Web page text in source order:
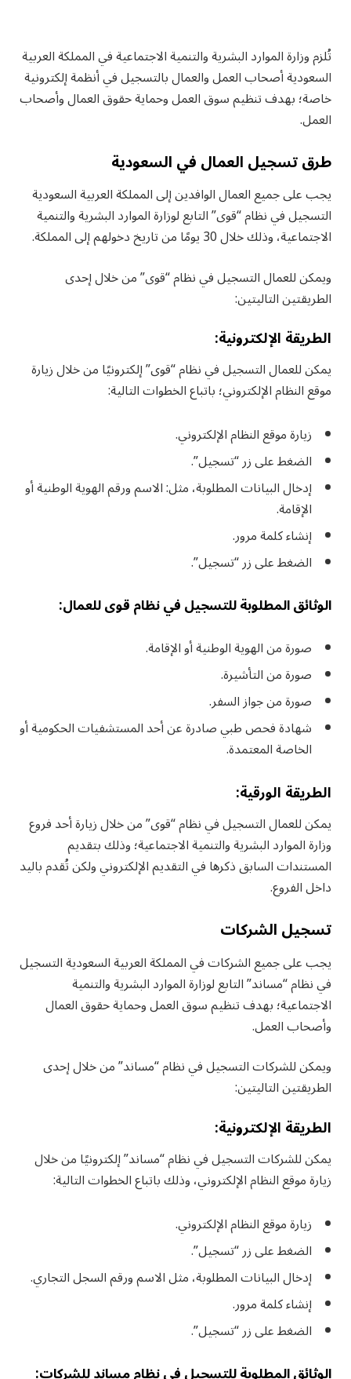
تُلزم وزارة الموارد البشرية والتنمية الاجتماعية في المملكة العربية
السعودية أصحاب العمل والعمال بالتسجيل في أنظمة إلكترونية
خاصة؛ بهدف تنظيم سوق العمل وحماية حقوق العمال وأصحاب
العمل.
طرق تسجيل العمال في السعودية
يجب على جميع العمال الوافدين إلى المملكة العربية السعودية
التسجيل في نظام “قوى” التابع لوزارة الموارد البشرية والتنمية
الاجتماعية، وذلك خلال 30 يومًا من تاريخ دخولهم إلى المملكة.
ويمكن للعمال التسجيل في نظام “قوى” من خلال إحدى
الطريقتين التاليتين:
الطريقة الإلكترونية:
يمكن للعمال التسجيل في نظام “قوى” إلكترونيًا من خلال زيارة
موقع النظام الإلكتروني؛ باتباع الخطوات التالية:
زيارة موقع النظام الإلكتروني.
الضغط على زر “تسجيل”.
إدخال البيانات المطلوبة، مثل: الاسم ورقم الهوية الوطنية أو
الإقامة.
إنشاء كلمة مرور.
الضغط على زر “تسجيل”.
الوثائق المطلوبة للتسجيل في نظام قوى للعمال:
صورة من الهوية الوطنية أو الإقامة.
صورة من التأشيرة.
صورة من جواز السفر.
شهادة فحص طبي صادرة عن أحد المستشفيات الحكومية أو
الخاصة المعتمدة.
الطريقة الورقية:
يمكن للعمال التسجيل في نظام “قوى” من خلال زيارة أحد فروع
وزارة الموارد البشرية والتنمية الاجتماعية؛ وذلك بتقديم
المستندات السابق ذكرها في التقديم الإلكتروني ولكن تُقدم باليد
داخل الفروع.
تسجيل الشركات
يجب على جميع الشركات في المملكة العربية السعودية التسجيل
في نظام “مساند” التابع لوزارة الموارد البشرية والتنمية
الاجتماعية؛ بهدف تنظيم سوق العمل وحماية حقوق العمال
وأصحاب العمل.
ويمكن للشركات التسجيل في نظام “مساند” من خلال إحدى
الطريقتين التاليتين:
الطريقة الإلكترونية:
يمكن للشركات التسجيل في نظام “مساند” إلكترونيًا من خلال
زيارة موقع النظام الإلكتروني، وذلك باتباع الخطوات التالية:
زيارة موقع النظام الإلكتروني.
الضغط على زر “تسجيل”.
إدخال البيانات المطلوبة، مثل الاسم ورقم السجل التجاري.
إنشاء كلمة مرور.
الضغط على زر “تسجيل”.